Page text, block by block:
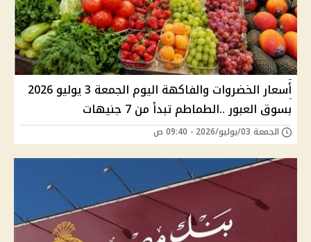
أسعار الخضروات والفاكهة اليوم الجمعة 3 يوليو 2026
بسوق العبور ..الطماطم تبدأ من 7 جنيهات
الجمعة 03/يوليو/2026 - 09:40 ص